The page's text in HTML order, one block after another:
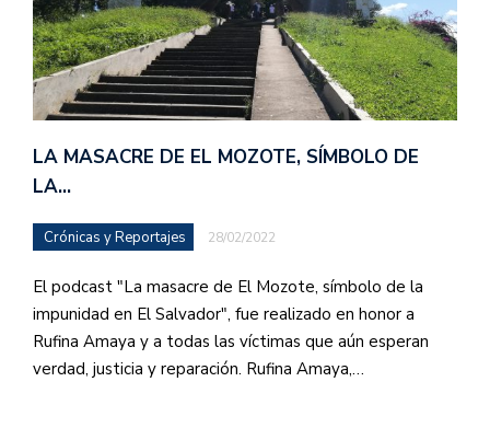
LA MASACRE DE EL MOZOTE, SÍMBOLO DE
LA…
Crónicas y Reportajes 28/02/2022
El podcast "La masacre de El Mozote, símbolo de la
impunidad en El Salvador", fue realizado en honor a
Rufina Amaya y a todas las víctimas que aún esperan
verdad, justicia y reparación. Rufina Amaya,…